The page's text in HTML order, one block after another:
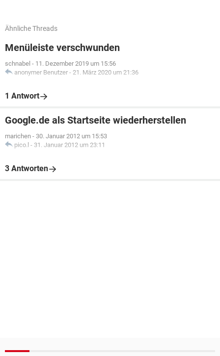
Ähnliche Threads
Menüleiste verschwunden
schnabel - 11. Dezember 2019 um 15:56
anonymer Benutzer - 21. März 2020 um 21:36
1 Antwort
Google.de als Startseite wiederherstellen
marichen - 30. Januar 2012 um 15:53
pico.l - 31. Januar 2012 um 23:11
3 Antworten